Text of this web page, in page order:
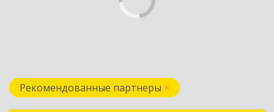
Рекомендованные партнеры